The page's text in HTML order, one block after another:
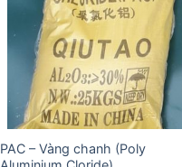
Add to
wishlist
PAC – Vàng chanh (Poly